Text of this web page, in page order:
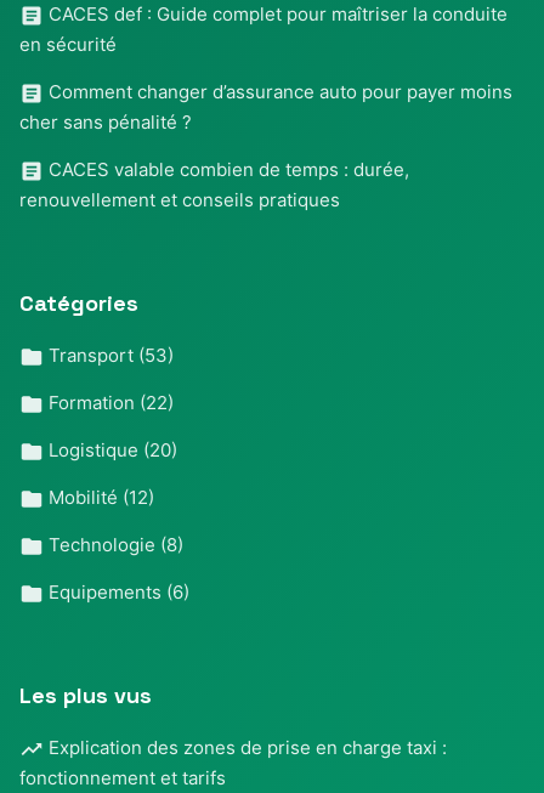
CACES def : Guide complet pour maîtriser la conduite
en sécurité
Comment changer d’assurance auto pour payer moins
cher sans pénalité ?
CACES valable combien de temps : durée,
renouvellement et conseils pratiques
Catégories
Transport (53)
Formation (22)
Logistique (20)
Mobilité (12)
Technologie (8)
Equipements (6)
Les plus vus
Explication des zones de prise en charge taxi :
fonctionnement et tarifs